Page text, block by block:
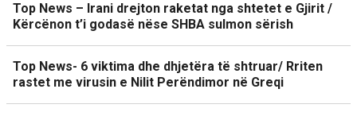
Top News – Irani drejton raketat nga shtetet e Gjirit /
Kërcënon t’i godasë nëse SHBA sulmon sërish
Top News- 6 viktima dhe dhjetëra të shtruar/ Rriten
rastet me virusin e Nilit Perëndimor në Greqi